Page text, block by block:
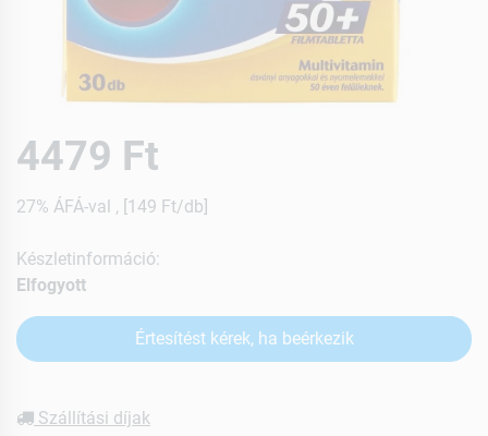
4479 Ft
27% ÁFÁ-val , [149 Ft/db]
Készletinformáció:
Elfogyott
Értesítést kérek, ha beérkezik
Szállítási díjak